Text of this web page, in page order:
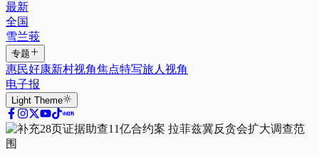
最新
全国
雪兰莪
专题
惠民好康新村视角焦点特写旅人视角
电子报
Light Theme